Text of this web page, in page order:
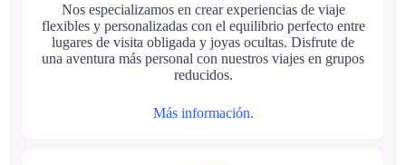
Nos especializamos en crear experiencias de viaje
flexibles y personalizadas con el equilibrio perfecto entre
lugares de visita obligada y joyas ocultas. Disfrute de
una aventura más personal con nuestros viajes en grupos
reducidos.
Más información.